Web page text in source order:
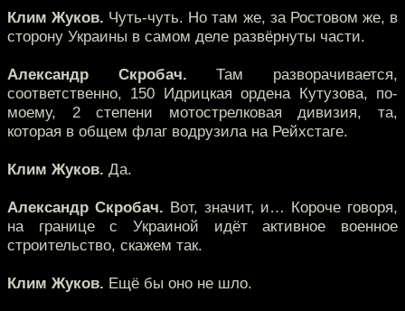
Клим Жуков. Чуть-чуть. Но там же, за Ростовом же, в
сторону Украины в самом деле развёрнуты части.
Александр Скробач. Там разворачивается,
соответственно, 150 Идрицкая ордена Кутузова, по-
моему, 2 степени мотострелковая дивизия, та,
которая в общем флаг водрузила на Рейхстаге.
Клим Жуков. Да.
Александр Скробач. Вот, значит, и… Короче говоря,
на границе с Украиной идёт активное военное
строительство, скажем так.
Клим Жуков. Ещё бы оно не шло.